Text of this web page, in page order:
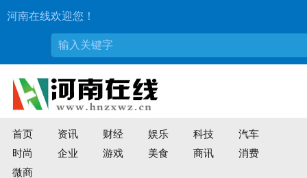
河南在线欢迎您！
首页 资讯 财经 娱乐 科技
汽车
时尚
企业 游戏 美食 商讯
消费
微商